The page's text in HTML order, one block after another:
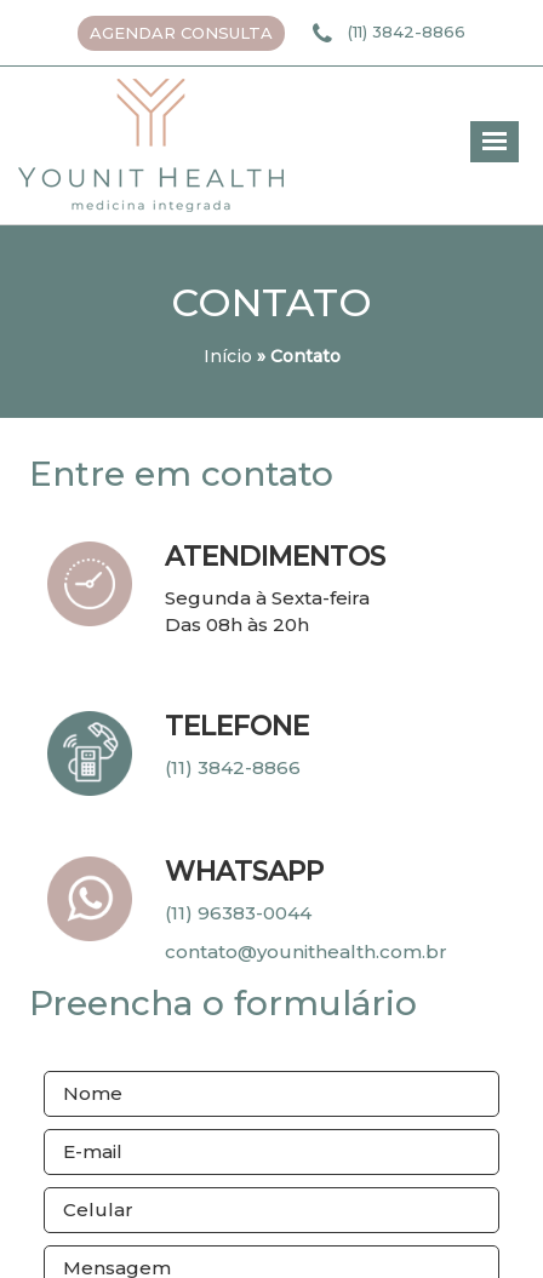
AGENDAR CONSULTA (11) 3842-8866
CONTATO
Início » Contato
Entre em contato
ATENDIMENTOS
Segunda à Sexta-feira
Das 08h às 20h
TELEFONE
(11) 3842-8866
WHATSAPP
(11) 96383-0044
contato@younithealth.com.br
Preencha o formulário